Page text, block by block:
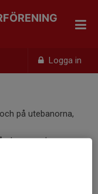
Logga in
på utebanorna,
onsdag.